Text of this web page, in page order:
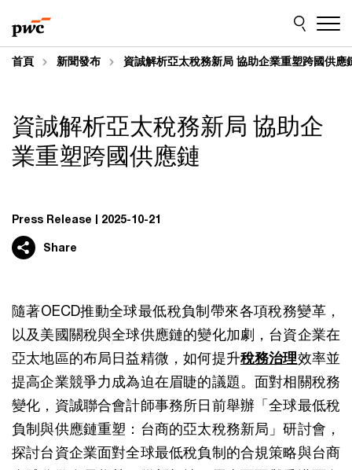
to
content
to
footer
首頁 新聞發布 資誠解析亞太稅務新局 協助企業重塑跨國供應
資誠解析亞太稅務新局 協助企
業重塑跨國供應鏈
Press Release 2025-10-21
Share
隨著OECD推動全球最低稅負制帶來各項稅務變革，
以及美國關稅與全球供應鏈的變化加劇，台資企業在
亞太地區的布局日益精微，如何提升稅務治理效率並
提高企業競爭力成為迫在眉睫的議題。面對相關稅務
變化，資誠聯合會計師事務所日前舉辦「全球最低稅
負制與供應鏈重塑：台商的亞太稅務新局」研討會，
探討台資企業面對全球最低稅負制的合規策略與台商